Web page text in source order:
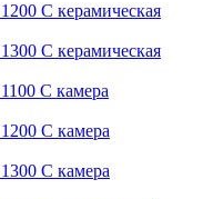
С керамическая
С керамическая
С камера
С камера
С камера